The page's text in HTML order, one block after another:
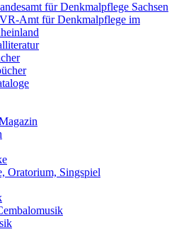
für Denkmalpflege Sachsen
Amt für Denkmalpflege im
Oratorium, Singspiel